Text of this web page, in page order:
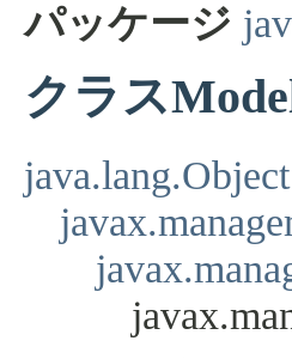
パッケージ
クラス
java.lang.Object